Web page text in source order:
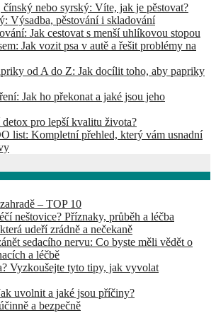
čínský nebo syrský: Víte, jak je pěstovat?
Výsadba, pěstování i skladování
Jak cestovat s menší uhlíkovou stopou
Jak vozit psa v autě a řešit problémy na
od A do Z: Jak docílit toho, aby papriky
Jak ho překonat a jaké jsou jeho
pro lepší kvalitu života?
list: Kompletní přehled, který vám usnadní
– TOP 10
neštovice? Příznaky, průběh a léčba
udeří zrádně a nečekaně
sedacího nervu: Co byste měli vědět o
a léčbě
Vyzkoušejte tyto tipy, jak vyvolat
uvolnit a jaké jsou příčiny?
a bezpečně